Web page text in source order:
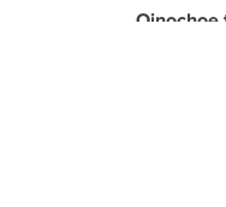
Oinochoe